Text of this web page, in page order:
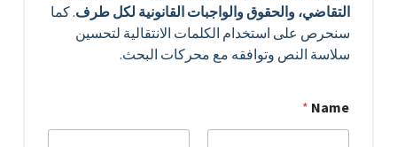
التقاضي، والحقوق والواجبات القانونية لكل طرف. كما
سنحرص على استخدام الكلمات الانتقالية لتحسين
سلاسة النص وتوافقه مع محركات البحث.
Name
*